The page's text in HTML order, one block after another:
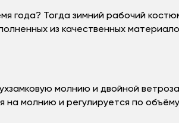
года? Тогда зимний рабочий
из качественных
молнию и двойной
молнию и регулируется по